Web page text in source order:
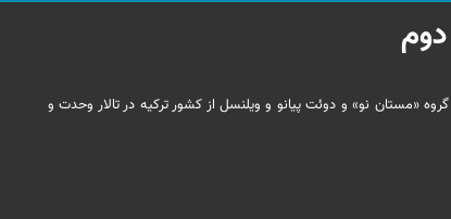
بین‌المللی موسیقی فجر شامگاه چهارشنبه (۲۴ بهمن ۱۴۰۳) با اجراهای گروه «مستان نو» و دوئت پیانو و ویلنسل از کشور ترکیه در تالار وحدت و